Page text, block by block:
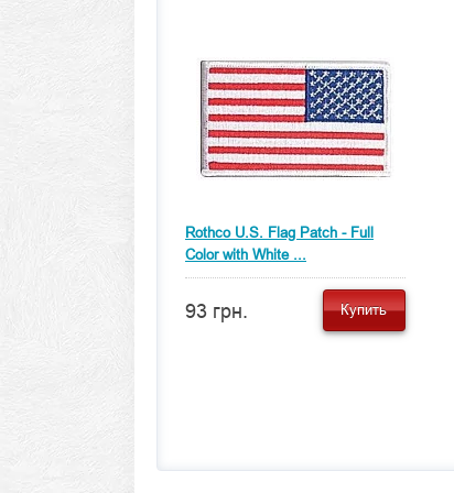
Rothco U.S. Flag Patch - Full
Color with White ...
93 грн. Купить